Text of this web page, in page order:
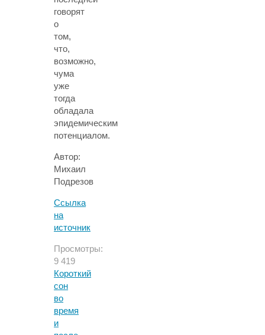
говорят
о
том,
что,
возможно,
чума
уже
тогда
обладала
эпидемическим
потенциалом.
Автор:
Михаил
Подрезов
Ссылка
на
источник
Просмотры:
9 419
Короткий
сон
во
время
и